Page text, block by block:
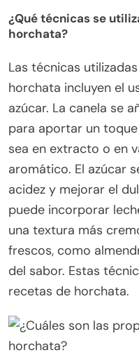
¿Qué técnicas se
horchata?
Las técnicas
horchata incluyen el
azúcar. La canela se
para aportar un toque
sea en extracto o en
aromático. El azúcar
acidez y mejorar el
puede incorporar
una textura más
frescos, como
del sabor. Estas
recetas de horchata.